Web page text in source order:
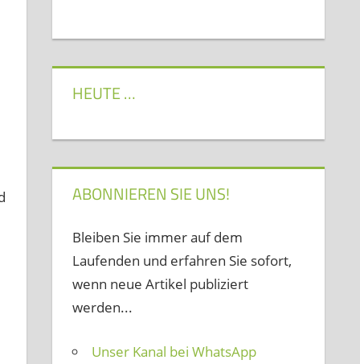
HEUTE …
ABONNIEREN SIE UNS!
Bleiben Sie immer auf dem
Laufenden und erfahren Sie sofort,
wenn neue Artikel publiziert
werden...
Unser Kanal bei WhatsApp